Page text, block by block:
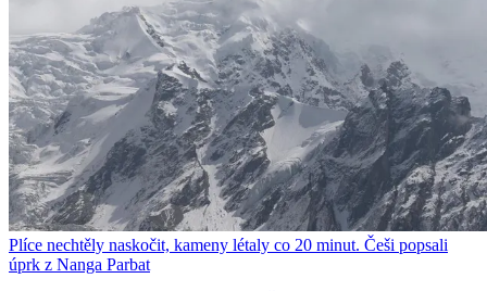
Plíce nechtěly naskočit, kameny létaly co 20 minut. Češi popsali
úprk z Nanga Parbat